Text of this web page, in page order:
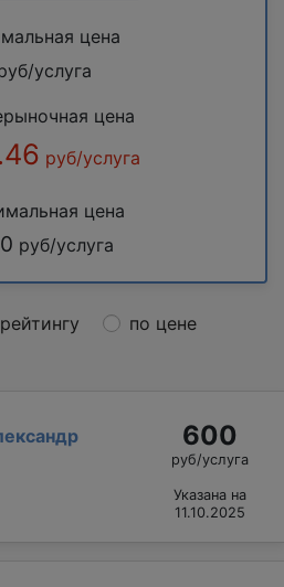
цена
услуга
цена
руб/услуга
цена
руб/услуга
по цене
600
руб/услуга
Указана на
11.10.2025